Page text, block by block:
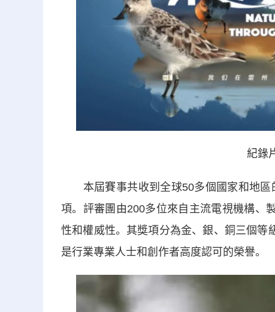
紀錄
本屆賽事共收到全球50多個國家和地區
項。評審團由200多位來自主流電視機構、
性和權威性。其獎項分為金、銀、銅三個等
是行業專業人士和創作者高度認可的榮譽。